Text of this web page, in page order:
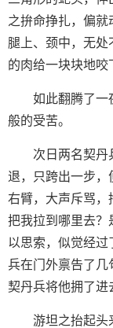
之拚命挣扎，偏就
腿上、颈中，无
的肉给一块块地
如此翻腾了一
般的受苦。
次日两名契丹
退，只跨出一步，
右臂，大声斥骂，
把我拉到哪里去？
以思索，似觉经
兵在门外禀告了几
契丹兵将他拥了进
游坦之抬起头